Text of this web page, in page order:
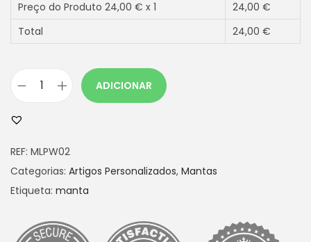
Preço do Produto 24,00 € x 1 24,00 €
Total
24,00 €
n
t
i
a
ADICIONAR
REF: MLPW02
Categorias: Artigos Personalizados, Mantas
Etiqueta: manta